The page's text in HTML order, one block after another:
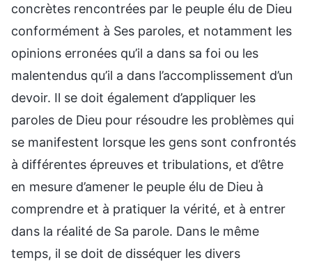
concrètes rencontrées par le peuple élu de Dieu
conformément à Ses paroles, et notamment les
opinions erronées qu’il a dans sa foi ou les
malentendus qu’il a dans l’accomplissement d’un
devoir. Il se doit également d’appliquer les
paroles de Dieu pour résoudre les problèmes qui
se manifestent lorsque les gens sont confrontés
à différentes épreuves et tribulations, et d’être
en mesure d’amener le peuple élu de Dieu à
comprendre et à pratiquer la vérité, et à entrer
dans la réalité de Sa parole. Dans le même
temps, il se doit de disséquer les divers